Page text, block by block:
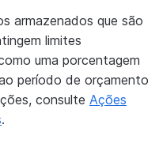
armazenados que são
limites
uma porcentagem
período de orçamento
consulte Ações
.